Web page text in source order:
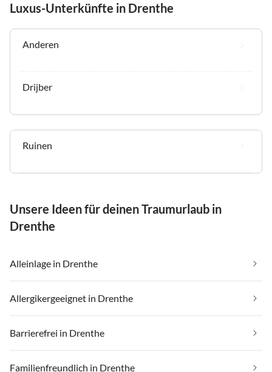
Luxus-Unterkünfte in Drenthe
Anderen
Drijber
Ruinen
Unsere Ideen für deinen Traumurlaub in
Drenthe
Alleinlage in Drenthe
Allergikergeeignet in Drenthe
Barrierefrei in Drenthe
Familienfreundlich in Drenthe